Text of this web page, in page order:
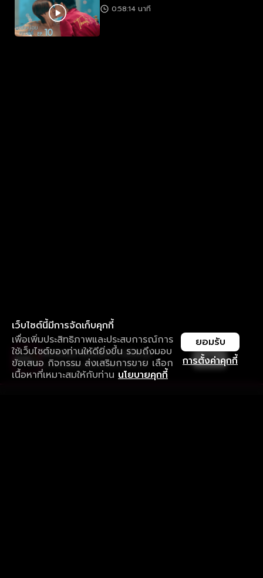
0:58:14 นาที
เว็บไซต์นี้มีการจัดเก็บคุกกี้
เพื่อเพิ่มประสิทธิภาพและประสบการณ์การ
ใช้เว็บไซต์ของท่านให้ดียิ่งขึ้น รวมถึงมอบ
ข้อเสนอ กิจกรรม ส่งเสริมการขาย เลือก
เนื้อหาที่เหมาะสมให้กับท่าน นโยบายคุกกี้
การตั้งค่าคุกกี้
ยอมรับ
ใช้งานแอป ลื่นไหลกว่า ไม่มีสะดุด
ดาวน์โหลดแอปเพื่อการรับชมที่ดีกว่า เปิด